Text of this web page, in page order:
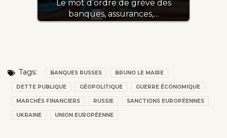
Le mot d’ordre de grève des
banques, assurances,…
Tags: BANQUES RUSSES BRUNO LE MAIRE
DETTE PUBLIQUE GÉOPOLITIQUE GUERRE ÉCONOMIQUE
MARCHÉS FINANCIERS RUSSIE SANCTIONS EUROPÉENNES
UKRAINE UNION EUROPÉENNE